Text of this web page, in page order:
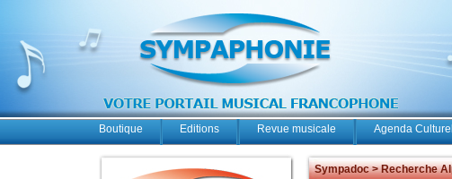
Boutique Editions Revue musicale Agenda Culturel
Sympadoc > Recherche